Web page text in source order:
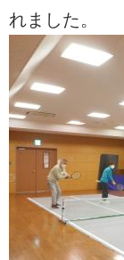
れました。